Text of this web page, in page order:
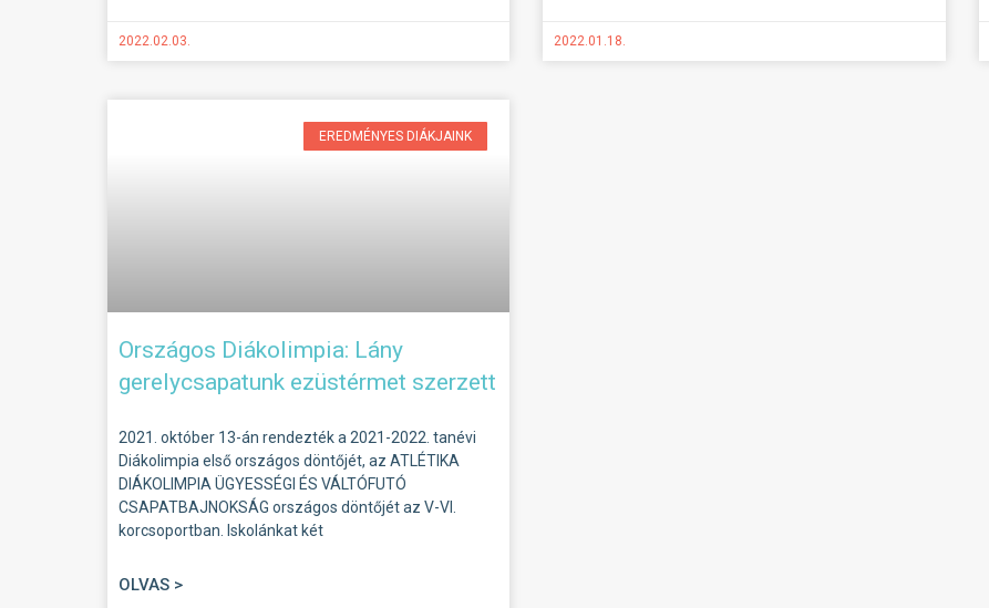
2022.02.03. 2022.01.18.
EREDMÉNYES DIÁKJAINK
Országos Diákolimpia: Lány
gerelycsapatunk ezüstérmet szerzett
2021. október 13-án rendezték a 2021-2022. tanévi
Diákolimpia első országos döntőjét, az ATLÉTIKA
DIÁKOLIMPIA ÜGYESSÉGI ÉS VÁLTÓFUTÓ
CSAPATBAJNOKSÁG országos döntőjét az V-VI.
korcsoportban. Iskolánkat két
OLVAS >